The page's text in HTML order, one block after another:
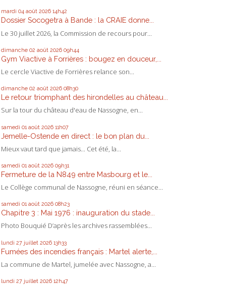
mardi 04 août 2026 14h42
Dossier Socogetra à Bande : la CRAIE donne...
Le 30 juillet 2026, la Commission de recours pour...
dimanche 02 août 2026 09h44
Gym Viactive à Forrières : bougez en douceur,...
Le cercle Viactive de Forrières relance son...
dimanche 02 août 2026 08h30
Le retour triomphant des hirondelles au château...
Sur la tour du château d'eau de Nassogne, en...
samedi 01 août 2026 11h07
Jemelle-Ostende en direct : le bon plan du...
Mieux vaut tard que jamais... Cet été, la...
samedi 01 août 2026 09h31
Fermeture de la N849 entre Masbourg et le...
Le Collège communal de Nassogne, réuni en séance...
samedi 01 août 2026 08h23
Chapitre 3 : Mai 1976 : inauguration du stade...
Photo Bouquié D’après les archives rassemblées...
lundi 27 juillet 2026 13h33
Fumées des incendies français : Martel alerte,...
La commune de Martel, jumelée avec Nassogne, a...
lundi 27 juillet 2026 12h47